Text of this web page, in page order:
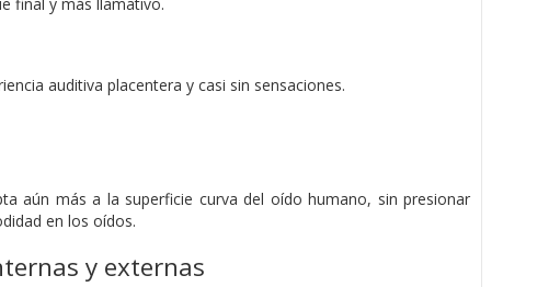
final y más llamativo.
auditiva placentera y casi sin sensaciones.
aún más a la superficie curva del oído humano, sin presionar
en los oídos.
y externas